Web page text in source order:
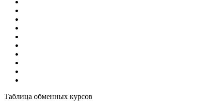
Таблица обменных курсов